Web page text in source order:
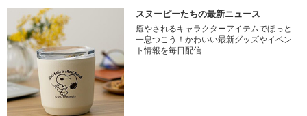
スヌーピーたちの最新ニュース
癒やされるキャラクターアイテムでほっと
一息つこう！かわいい最新グッズやイベン
ト情報を毎日配信